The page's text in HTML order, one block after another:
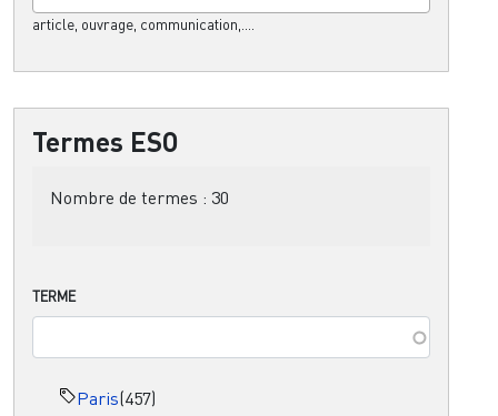
article, ouvrage, communication,....
Termes ESO
Nombre de termes : 30
TERME
Paris(457)